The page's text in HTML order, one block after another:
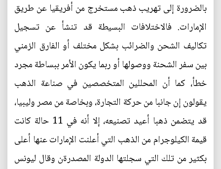
بالضرورة إلى تهريب ذهب مستخرج من أفريقيا عن طريق
الإمارات. فالاختلافات البسيطة قد تنشأ عن تسجيل
تكاليف الشحن والضرائب بشكل مختلف أو الفارق الزمني
بين سفر الشحنة ووصولها أو ربما يكون الأمر ببساطة مجرد
خطأ، كما أن المحللين المتخصصين في صناعة الذهب
يقولون إن جانبا من حركة التجارة، وبخاصة من مصر وليبيا،
قد يتضمن ذهبا أعيد تصنيعه، إلا أنه في 11 حالة كانت
قيمة الكيلوجرام من الذهب التي أعلنت الإمارات عنها أعلى
بكثير من تلك التي سجلتها الدولة المصدرةن وقال ليونس